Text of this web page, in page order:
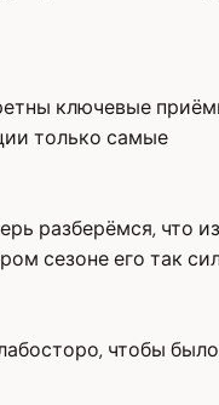
ключевые
только самые
разберёмся, что
сезоне его так
чтобы было